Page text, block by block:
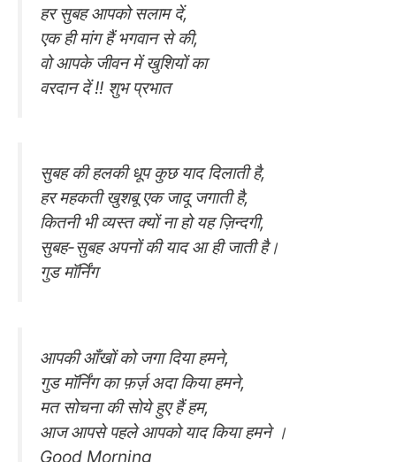
हर सुबह आपको सलाम दें,
एक ही मांग हैं भगवान से की,
वो आपके जीवन में खुशियों का
वरदान दें !! शुभ प्रभात
सुबह की हलकी धूप कुछ याद दिलाती है,
हर महकती खुशबू एक जादू जगाती है,
कितनी भी व्यस्त क्यों ना हो यह ज़िन्दगी,
सुबह-सुबह अपनों की याद आ ही जाती है।
गुड मॉर्निंग
आपकी आँखों को जगा दिया हमने,
गुड मॉर्निंग का फ़र्ज़ अदा किया हमने,
मत सोचना की सोये हुए हैं हम,
आज आपसे पहले आपको याद किया हमने ।
Good Morning